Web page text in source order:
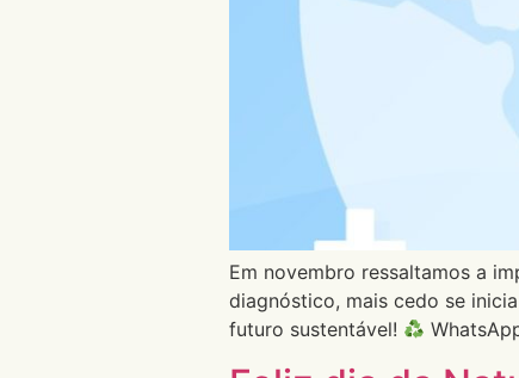
Em novembro ressaltamos a
diagnóstico, mais cedo se
futuro sustentável!